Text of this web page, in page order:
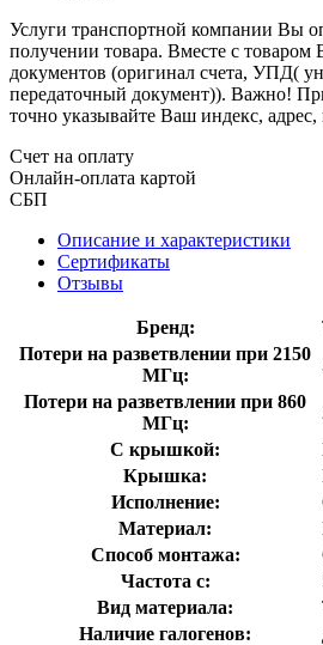
Услуги транспортной компании Вы
получении товара. Вместе с товаром
документов (оригинал счета, УПД(
передаточный документ)). Важно!
точно указывайте Ваш индекс,
Счет на оплату
Онлайн-оплата картой
СБП
Описание и характеристики
Сертификаты
Отзывы
Бренд:
Потери на разветвлении при 2150
МГц:
Потери на разветвлении при 860
МГц:
С крышкой:
Крышка:
Исполнение:
Материал:
Способ монтажа:
Частота с:
Вид материала:
Наличие галогенов: